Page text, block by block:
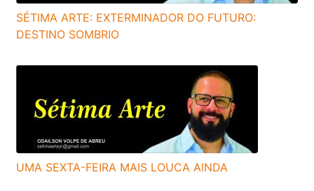
SÉTIMA ARTE: EXTERMINADOR DO FUTURO:
DESTINO SOMBRIO
UMA SEXTA-FEIRA MAIS LOUCA AINDA